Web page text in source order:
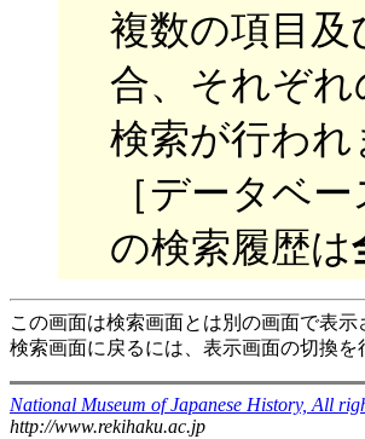
複数の項目
合、それぞ
検索が行われ
［データベ
の検索履歴は
この画面は検索画面とは別の画面で表示
検索画面に戻るには、表示画面の切換を
National Museum of Japanese History, All
http://www.rekihaku.ac.jp